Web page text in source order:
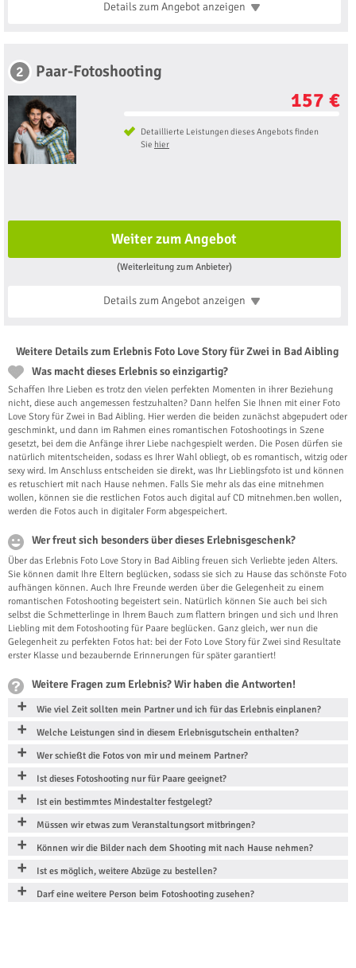
Details zum Angebotanzeigen
2 Paar-Fotoshooting
157 €
Detaillierte Leistungen dieses Angebots finden
Sie hier
Weiter zum Angebot
(Weiterleitung zum Anbieter)
Details zum Angebotanzeigen
Weitere Details zum Erlebnis Foto Love Story für Zwei in Bad Aibling
Was macht dieses Erlebnis so einzigartig?
Schaffen Ihre Lieben es trotz den vielen perfekten Momenten in ihrer Beziehung
nicht, diese auch angemessen festzuhalten? Dann helfen Sie Ihnen mit einer Foto
Love Story für Zwei in Bad Aibling. Hier werden die beiden zunächst abgepudert oder
geschminkt, und dann im Rahmen eines romantischen Fotoshootings in Szene
gesetzt, bei dem die Anfänge ihrer Liebe nachgespielt werden. Die Posen dürfen sie
natürlich mitentscheiden, sodass es Ihrer Wahl obliegt, ob es romantisch, witzig oder
sexy wird. Im Anschluss entscheiden sie direkt, was Ihr Lieblingsfoto ist und können
es retuschiert mit nach Hause nehmen. Falls Sie mehr als das eine mitnehmen
wollen, können sie die restlichen Fotos auch digital auf CD mitnehmen.ben wollen,
werden die Fotos auch in digitaler Form abgespeichert.
Wer freut sich besonders über dieses Erlebnisgeschenk?
Über das Erlebnis Foto Love Story in Bad Aibling freuen sich Verliebte jeden Alters.
Sie können damit Ihre Eltern beglücken, sodass sie sich zu Hause das schönste Foto
aufhängen können. Auch Ihre Freunde werden über die Gelegenheit zu einem
romantischen Fotoshooting begeistert sein. Natürlich können Sie auch bei sich
selbst die Schmetterlinge in Ihrem Bauch zum flattern bringen und sich und Ihren
Liebling mit dem Fotoshooting für Paare beglücken. Ganz gleich, wer nun die
Gelegenheit zu perfekten Fotos hat: bei der Foto Love Story für Zwei sind Resultate
erster Klasse und bezaubernde Erinnerungen für später garantiert!
Weitere Fragen zum Erlebnis? Wir haben die Antworten!
Wie viel Zeit sollten mein Partner und ich für das Erlebnis einplanen?
Welche Leistungen sind in diesem Erlebnisgutschein enthalten?
Wer schießt die Fotos von mir und meinem Partner?
Ist dieses Fotoshooting nur für Paare geeignet?
Ist ein bestimmtes Mindestalter festgelegt?
Müssen wir etwas zum Veranstaltungsort mitbringen?
Können wir die Bilder nach dem Shooting mit nach Hause nehmen?
Ist es möglich, weitere Abzüge zu bestellen?
Darf eine weitere Person beim Fotoshooting zusehen?